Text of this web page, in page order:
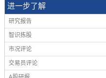
进一步了解
研究报告
智识拣股
市况评论
交易员评论